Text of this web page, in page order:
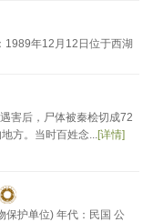
1989年12月12日位于西湖
害后，尸体被秦桧切成72
方。当时百姓念...[详情]
保护单位) 年代：民国 公